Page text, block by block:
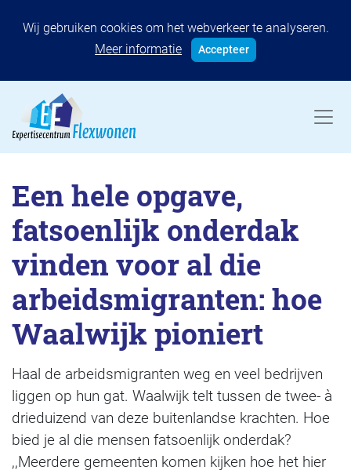
Wij gebruiken cookies om het webverkeer te analyseren.
Meer informatie
Accepteer
Een hele opgave,
fatsoenlijk onderdak
vinden voor al die
arbeidsmigranten: hoe
Waalwijk pioniert
Haal de arbeidsmigranten weg en veel bedrijven
liggen op hun gat. Waalwijk telt tussen de twee- à
drieduizend van deze buitenlandse krachten. Hoe
bied je al die mensen fatsoenlijk onderdak?
,,Meerdere gemeenten komen kijken hoe het hier